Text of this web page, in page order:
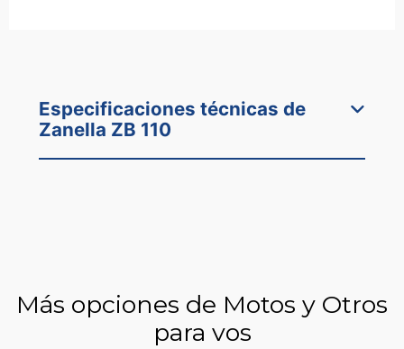
Especificaciones técnicas de
Zanella ZB 110
Más opciones de Motos y Otros
para vos